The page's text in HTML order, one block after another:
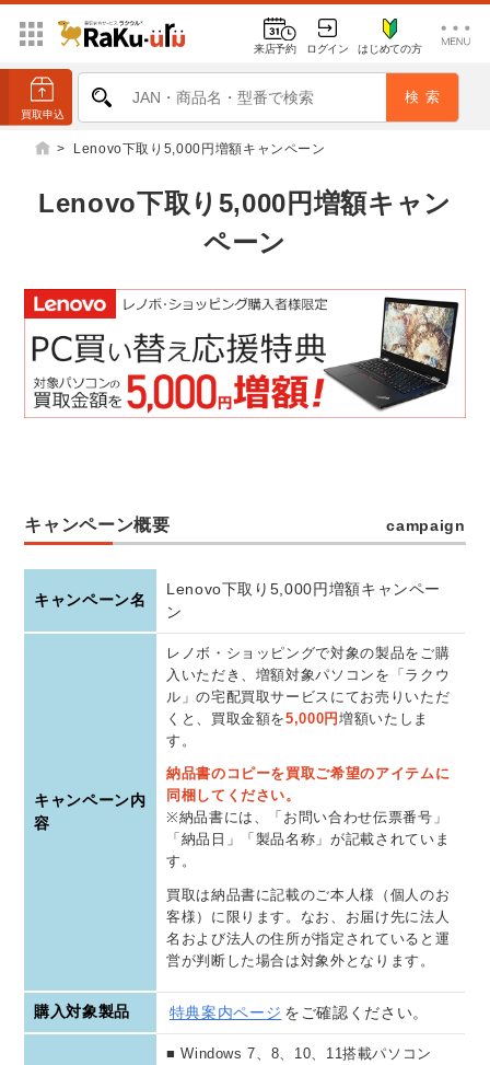
来店予約 ログイン はじめての方
> Lenovo下取り5,000円増額キャンペーン
Lenovo下取り5,000円増額キャン
ペーン
キャンペーン概要 campaign
キャンペーン名
Lenovo下取り5,000円増額キャンペー
ン
キャンペーン内
容
レノボ・ショッピングで対象の製品をご購
入いただき、増額対象パソコンを「ラクウ
ル」の宅配買取サービスにてお売りいただ
くと、買取金額を5,000円 増額いたしま
す。
納品書のコピーを買取ご希望のアイテムに
同梱してください。
※納品書には、「お問い合わせ伝票番号」
「納品日」「製品名称」が記載されていま
す。
買取は納品書に記載のご本人様（個人のお
客様）に限ります。なお、お届け先に法人
名および法人の住所が指定されていると運
営が判断した場合は対象外となります。
購入対象製品 特典案内ページ をご確認ください。
■ Windows 7、8、10、11搭載パソコン